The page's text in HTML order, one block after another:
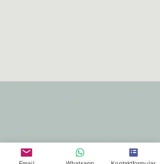
Контакт